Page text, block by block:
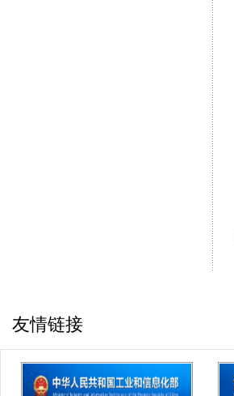
友情链接